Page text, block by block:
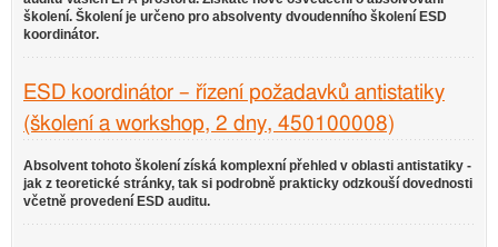
školení. Školení je určeno pro absolventy dvoudenního školení ESD
koordinátor.
ESD koordinátor – řízení požadavků antistatiky
(školení a workshop, 2 dny, 450100008)
Absolvent tohoto školení získá komplexní přehled v oblasti antistatiky -
jak z teoretické stránky, tak si podrobně prakticky odzkouší dovednosti
včetně provedení ESD auditu.